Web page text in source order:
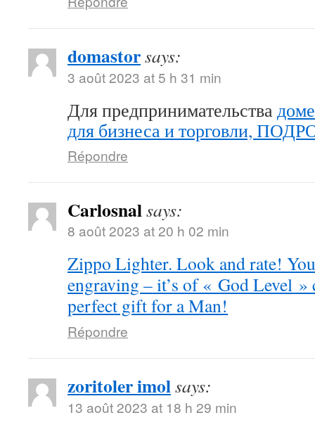
domastorsays:
3 août 2023 at 5 h 31 min
Для предпринимательства
для бизнеса и торговли,
Répondre
Carlosnalsays:
8 août 2023 at 20 h 02 min
Zippo Lighter. Look and rate!
engraving – it’s of « God Level
perfect gift for a Man!
Répondre
zoritoler imolsays:
13 août 2023 at 18 h 29 min